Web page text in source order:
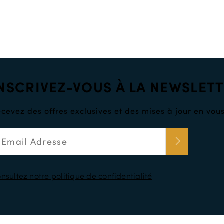
VOUS À LA
des offres exclusives et des mises à jour en
notre politique de confidentialité